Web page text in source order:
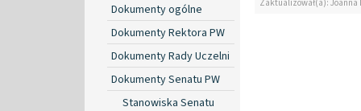
Dokumenty ogólne
Dokumenty Rektora PW
Dokumenty Rady Uczelni
Dokumenty Senatu PW
Stanowiska Senatu
Zaktualizował(a):